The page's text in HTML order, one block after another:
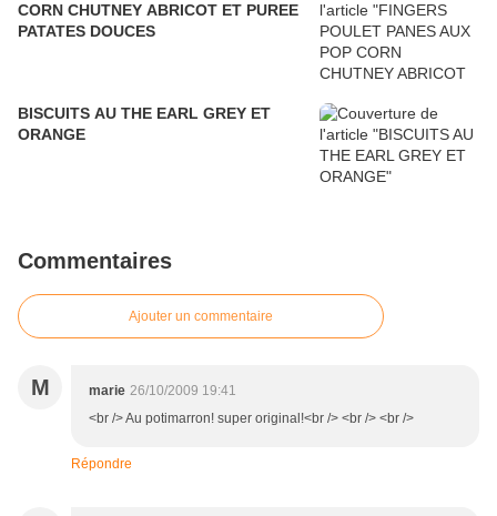
CORN CHUTNEY ABRICOT ET PUREE
PATATES DOUCES
BISCUITS AU THE EARL GREY ET
ORANGE
Commentaires
Ajouter un commentaire
M marie 26/10/2009 19:41
<br /> Au potimarron! super original!<br /> <br /> <br />
Répondre